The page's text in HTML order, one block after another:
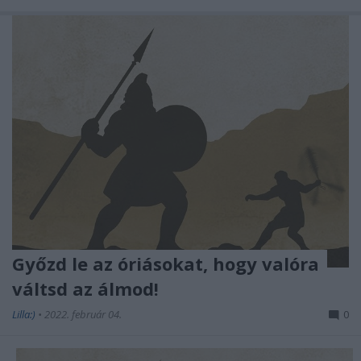
Győzd le az óriásokat, hogy valóra
váltsd az álmod!
Lilla:) • 2022. február 04. 0